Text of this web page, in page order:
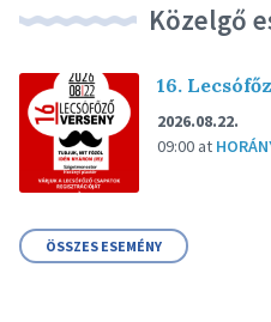
Közelgő
16.
2026.08.22.
09:00 at
ÖSSZES ESEMÉNY